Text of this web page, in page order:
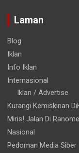
Laman
Blog
Iklan
Info Iklan
Internasional
Iklan / Advertise
Kurangi Kemiskinan
Miris! Jalan Di
Nasional
Pedoman Media Siber